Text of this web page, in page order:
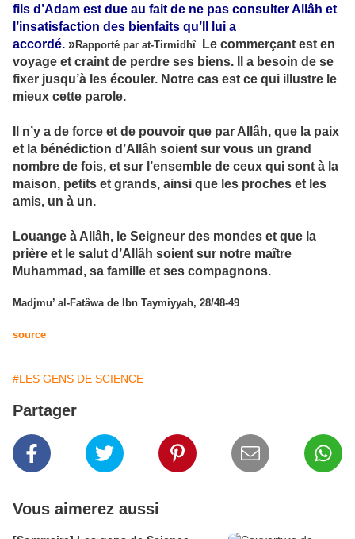
fils d’Adam est due au fait de ne pas consulter Allâh et
l’insatisfaction des bienfaits qu’Il lui a
accordé. »Rapporté par at-Tirmidhî Le commerçant est en
voyage et craint de perdre ses biens. Il a besoin de se
fixer jusqu’à les écouler. Notre cas est ce qui illustre le
mieux cette parole.
Il n’y a de force et de pouvoir que par Allâh, que la paix
et la bénédiction d’Allâh soient sur vous un grand
nombre de fois, et sur l’ensemble de ceux qui sont à la
maison, petits et grands, ainsi que les proches et les
amis, un à un.
Louange à Allâh, le Seigneur des mondes et que la
prière et le salut d’Allâh soient sur notre maître
Muhammad, sa famille et ses compagnons.
Madjmu’ al-Fatâwa de Ibn Taymiyyah, 28/48-49
source
#LES GENS DE SCIENCE
Partager
Vous aimerez aussi